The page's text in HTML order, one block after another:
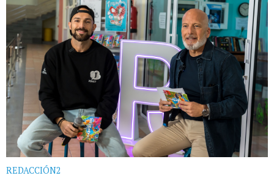
REDACCIÓN2